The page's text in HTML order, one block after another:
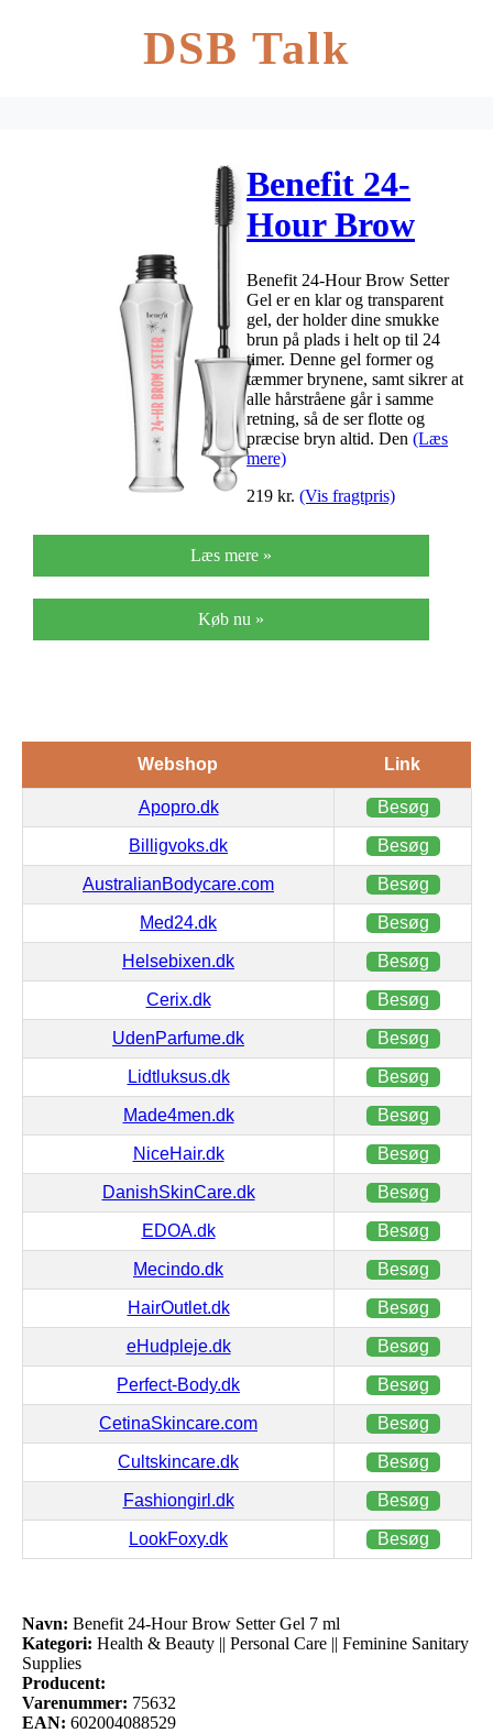
DSB Talk
Benefit 24-
Hour Brow
Setter Gel 7
ml
Benefit 24-Hour Brow Setter
Gel er en klar og transparent
gel, der holder dine smukke
brun på plads i helt op til 24
timer. Denne gel former og
tæmmer brynene, samt sikrer at
alle hårstråene går i samme
retning, så de ser flotte og
præcise bryn altid. Den (Læs
mere)
219 kr. (Vis fragtpris)
Læs mere »
Køb nu »
Webshop Link
Apopro.dk Besøg
Billigvoks.dk Besøg
AustralianBodycare.com Besøg
Med24.dk Besøg
Helsebixen.dk Besøg
Cerix.dk Besøg
UdenParfume.dk Besøg
Lidtluksus.dk Besøg
Made4men.dk Besøg
NiceHair.dk Besøg
DanishSkinCare.dk Besøg
EDOA.dk Besøg
Mecindo.dk Besøg
HairOutlet.dk Besøg
eHudpleje.dk Besøg
Perfect-Body.dk Besøg
CetinaSkincare.com Besøg
Cultskincare.dk Besøg
Fashiongirl.dk Besøg
LookFoxy.dk Besøg
Navn: Benefit 24-Hour Brow Setter Gel 7 ml
Kategori: Health & Beauty || Personal Care || Feminine Sanitary
Supplies
Producent:
Varenummer: 75632
EAN: 602004088529